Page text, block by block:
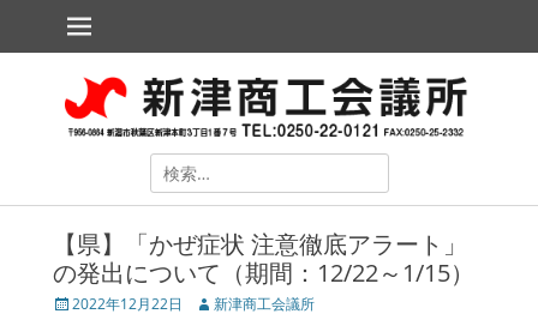
メインメニュー
コ
ン
ツ
へ
ッ
プ
新津商工会議所
The Niitsu Chamber of Commerce and Industry
検
索
象:
【県】「かぜ症状 注意徹底アラート」
の発出について（期間：12/22～1/15）
投 2022年12月22日
投 新津商工会議所